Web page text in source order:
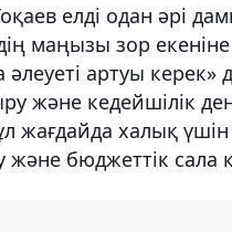
елді одан әрі
маңызы зор
артуы
және кедейшілік
жағдайда халық
және бюджеттік сала